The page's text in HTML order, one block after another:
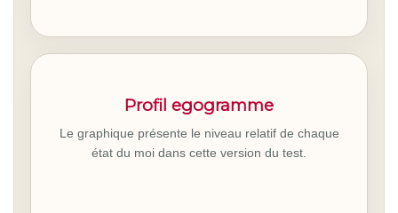
Profil egogramme
Le graphique présente le niveau relatif de chaque
état du moi dans cette version du test.